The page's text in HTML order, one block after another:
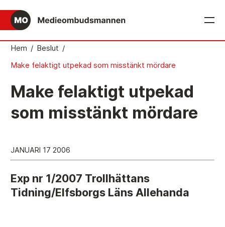
Det medieetiska systemet
Så här jobbar Medieombudsmannen
Mediernas Etiknämnd fattar de avgörande besluten
Caspar Opitz är MO
Vill du ansluta till det medieetiska systemet?
Medieetikens historia
Hem / Beslut /
Make felaktigt utpekad som misstänkt mördare
Make felaktigt utpekad
som misstänkt mördare
JANUARI 17 2006
Exp nr 1/2007 Trollhättans
Tidning/Elfsborgs Läns Allehanda